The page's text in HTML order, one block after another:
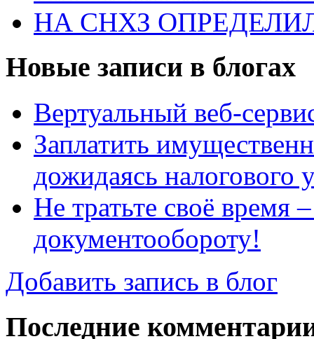
НА СНХЗ
Новые записи в блогах
Вертуальный веб-
Заплатить
дожидаясь налогового
Не тратьте своё время
документообороту!
Добавить запись в блог
Последние